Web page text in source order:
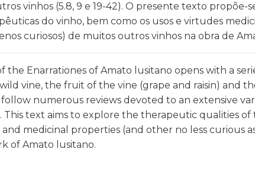
vinhos (5.8, 9 e 19-42). O presente texto propõe-
do vinho, bem como os usos e virtudes
curiosos) de muitos outros vinhos na obra de
the Enarrationes of Amato lusitano opens with a
vine, the fruit of the vine (grape and raisin) and
numerous reviews devoted to an extensive
This text aims to explore the therapeutic qualities of
and medicinal properties (and other no less curious
of Amato lusitano.